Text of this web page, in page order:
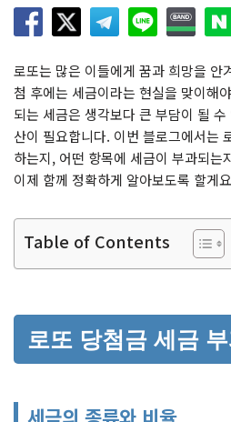
로또는 많은 이들에게 꿈과 희망을 안
첨 후에는 세금이라는 현실을 맞이해
되는 세금은 생각보다 큰 부담이 될
산이 필요합니다. 이번 블로그에서는
하는지, 어떤 항목에 세금이 부과되는
이제 함께 정확하게 알아보도록 할게
Table of Contents
로또 당첨금 세금
세금의 종류와 비율